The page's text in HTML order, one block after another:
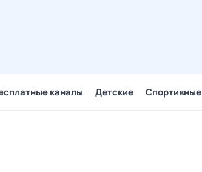
каналы Детские Спортивные